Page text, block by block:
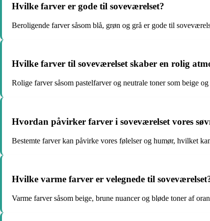
Hvilke farver er gode til soveværelset?
Beroligende farver såsom blå, grøn og grå er gode til
Hvilke farver til soveværelset skaber en rolig
Rolige farver såsom pastelfarver og neutrale toner som beige
Hvordan påvirker farver i soveværelset vores
Bestemte farver kan påvirke vores følelser og humør, hvilket
Hvilke varme farver er velegnede til
Varme farver såsom beige, brune nuancer og bløde toner af